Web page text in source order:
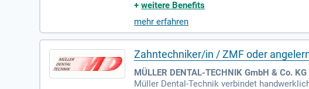
erte Mitarbeitende setzen sich für das Wohl
Sie eng mit Kunden und Dienstleistern, um
nsqualität!
+weitere Benefits
mehr erfahren
Zahntechniker/in / ZMF oder
MÜLLER DENTAL-TECHNIK GmbH & Co.
Müller Dental-Technik verbindet